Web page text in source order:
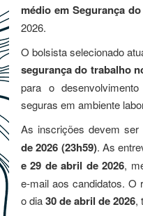
médio em Segurança
2026.
O bolsista selecionado
segurança do trabalho
para o
seguras em ambiente
As inscrições devem
de 2026 (23h59). As
e 29 de abril de 2026,
e-mail aos candidatos. O
o dia30 de abril de 2026,